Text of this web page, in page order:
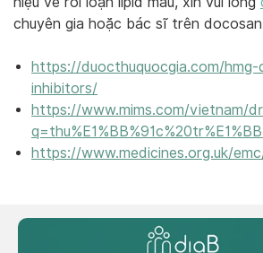
chuyên gia hoặc bác sĩ trên
https://duocthuquocgia.com/
inhibitors/
https://www.mims.com/vietnam/
https://www.medicines.org.uk/